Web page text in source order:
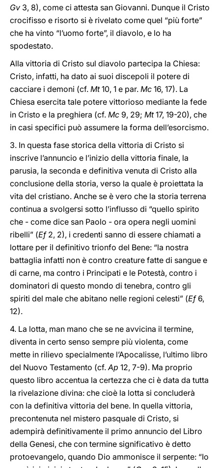
Gv 3, 8), come ci attesta san Giovanni. Dunque il Cristo
crocifisso e risorto si è rivelato come quel “più forte”
che ha vinto “l’uomo forte”, il diavolo, e lo ha
spodestato.
Alla vittoria di Cristo sul diavolo partecipa la Chiesa:
Cristo, infatti, ha dato ai suoi discepoli il potere di
cacciare i demoni (cf. Mt10, 1 e par. Mc 16, 17). La
Chiesa esercita tale potere vittorioso mediante la fede
in Cristo e la preghiera (cf. Mc 9, 29; Mt17, 19-20), che
in casi specifici può assumere la forma dell’esorcismo.
3. In questa fase storica della vittoria di Cristo si
inscrive l’annuncio e l’inizio della vittoria finale, la
parusia, la seconda e definitiva venuta di Cristo alla
conclusione della storia, verso la quale è proiettata la
vita del cristiano. Anche se è vero che la storia terrena
continua a svolgersi sotto l’influsso di “quello spirito
che - come dice san Paolo - ora opera negli uomini
ribelli” (Ef2, 2), i credenti sanno di essere chiamati a
lottare per il definitivo trionfo del Bene: “la nostra
battaglia infatti non è contro creature fatte di sangue e
di carne, ma contro i Principati e le Potestà, contro i
dominatori di questo mondo di tenebra, contro gli
spiriti del male che abitano nelle regioni celesti” (Ef6,
12).
4. La lotta, man mano che se ne avvicina il termine,
diventa in certo senso sempre più violenta, come
mette in rilievo specialmente l’Apocalisse, l’ultimo libro
del Nuovo Testamento (cf.Ap 12, 7-9). Ma proprio
questo libro accentua la certezza che ci è data da tutta
la rivelazione divina: che cioè la lotta si concluderà
con la definitiva vittoria del bene. In quella vittoria,
precontenuta nel mistero pasquale di Cristo, si
adempirà definitivamente il primo annuncio del Libro
della Genesi, che con termine significativo è detto
protoevangelo, quando Dio ammonisce il serpente: “Io